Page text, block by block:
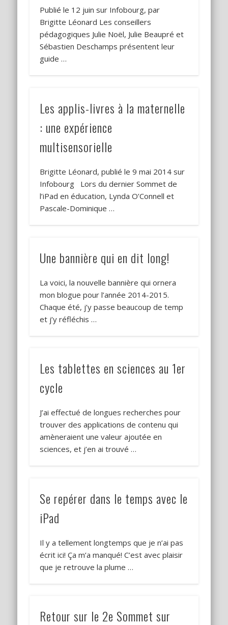
Publié le 12 juin sur Infobourg, par
Brigitte Léonard Les conseillers
pédagogiques Julie Noël, Julie Beaupré et
Sébastien Deschamps présentent leur
guide …
Les applis-livres à la maternelle
: une expérience
multisensorielle
Brigitte Léonard, publié le 9 mai 2014 sur
Infobourg Lors du dernier Sommet de
l’iPad en éducation, Lynda O’Connell et
Pascale-Dominique …
Une bannière qui en dit long!
La voici, la nouvelle bannière qui ornera
mon blogue pour l’année 2014-2015.
Chaque été, j’y passe beaucoup de temp
et j’y réfléchis …
Les tablettes en sciences au 1er
cycle
J’ai effectué de longues recherches pour
trouver des applications de contenu qui
amèneraient une valeur ajoutée en
sciences, et j’en ai trouvé …
Se repérer dans le temps avec le
iPad
Il y a tellement longtemps que je n’ai pas
écrit ici! Ça m’a manqué! C’est avec plaisir
que je retrouve la plume …
Retour sur le 2e Sommet sur